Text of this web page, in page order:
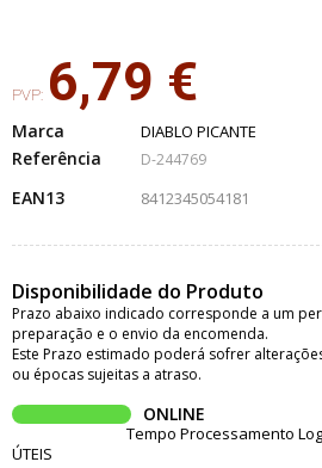
PVP: 6,79 €
Marca DIABLO PICANTE
Referência D-244769
EAN13 8412345054181
Disponibilidade do Produto
Prazo abaixo indicado corresponde a um
preparação e o envio da encomenda.
Este Prazo estimado poderá sofrer
ou épocas sujeitas a atraso.
ONLINE
Tempo Processamento
ÚTEIS